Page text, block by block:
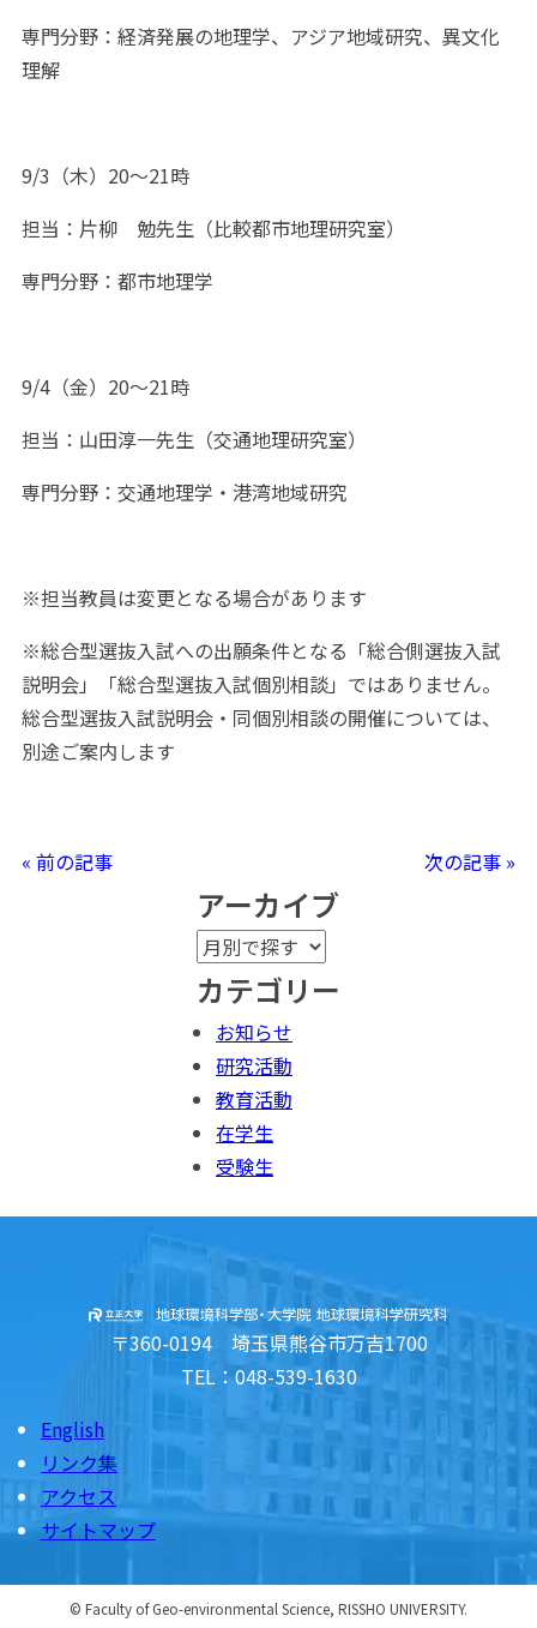
専門分野：経済発展の地理学、アジア地域研究、異文化
理解
9/3（木）20～21時
担当：片柳 勉先生（比較都市地理研究室）
専門分野：都市地理学
9/4（金）20～21時
担当：山田淳一先生（交通地理研究室）
専門分野：交通地理学・港湾地域研究
※担当教員は変更となる場合があります
※総合型選抜入試への出願条件となる「総合側選抜入試
説明会」「総合型選抜入試個別相談」ではありません。
総合型選抜入試説明会・同個別相談の開催については、
別途ご案内します
« 前の記事 次の記事 »
アーカイブ
カテゴリー
お知らせ
研究活動
教育活動
在学生
受験生
〒360-0194 埼玉県熊谷市万吉1700
TEL：048-539-1630
English
リンク集
アクセス
サイトマップ
© Faculty of Geo-environmental Science, RISSHO UNIVERSITY.